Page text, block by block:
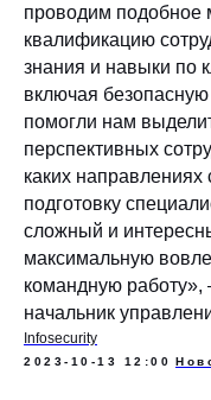
проводим подобное
квалификацию
знания и навыки по
включая безопасную
помогли нам
перспективных
каких направлениях
подготовку
сложный и
максимальную
командную работу»,
начальник
Infosecurity
2023-10-13 12:00